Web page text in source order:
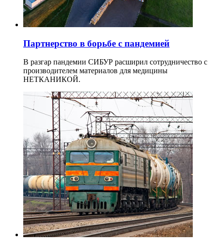
Партнерство в борьбе с пандемией
В разгар пандемии СИБУР расширил сотрудничество с
производителем материалов для медицины
НЕТКАНИКОЙ.